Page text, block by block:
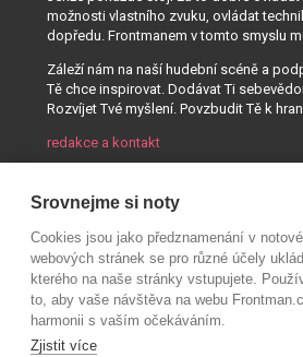
možnosti vlastního zvuku, ovládat
dopředu. Frontmanem v tomto smyslu
Záleží nám na naší hudební scéně a
Tě chce inspirovat. Dodávat Ti
Rozvíjet Tvé myšlení. Povzbudit Tě k
redakce a kontakt
Srovnejme si noty
Cookies jsou jako předznamenání v
webových stránek se pro různé účely
kterého na naše stránky vstupujete.
to, aby vaše návštěva na webu
harmonii s vaším očekáváním.
Zjistit více